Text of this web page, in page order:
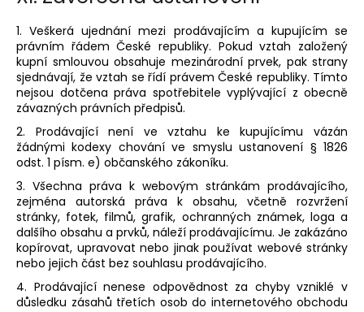
1. Veškerá ujednání mezi prodávajícím a kupujícím se
právním řádem České republiky. Pokud vztah založený
kupní smlouvou obsahuje mezinárodní prvek, pak strany
sjednávají, že vztah se řídí právem České republiky. Tímto
nejsou dotčena práva spotřebitele vyplývající z obecně
závazných právních předpisů.
2. Prodávající není ve vztahu ke kupujícímu vázán
žádnými kodexy chování ve smyslu ustanovení § 1826
odst. 1 písm. e) občanského zákoníku.
3. Všechna práva k webovým stránkám prodávajícího,
zejména autorská práva k obsahu, včetně rozvržení
stránky, fotek, filmů, grafik, ochranných známek, loga a
dalšího obsahu a prvků, náleží prodávajícímu. Je zakázáno
kopírovat, upravovat nebo jinak používat webové stránky
nebo jejich část bez souhlasu prodávajícího.
4. Prodávající nenese odpovědnost za chyby vzniklé v
důsledku zásahů třetích osob do internetového obchodu